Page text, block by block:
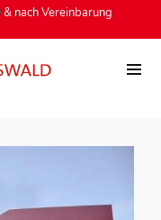
nach Vereinbarung